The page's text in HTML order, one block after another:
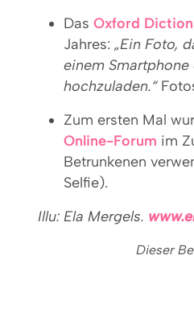
Das Oxford
Jahres: „Ein Foto,
einem
hochzuladen.“
Zum ersten Mal
Online-Forum im
Betrunkenen
Selfie).
Illu: Ela Mergels.
Dieser